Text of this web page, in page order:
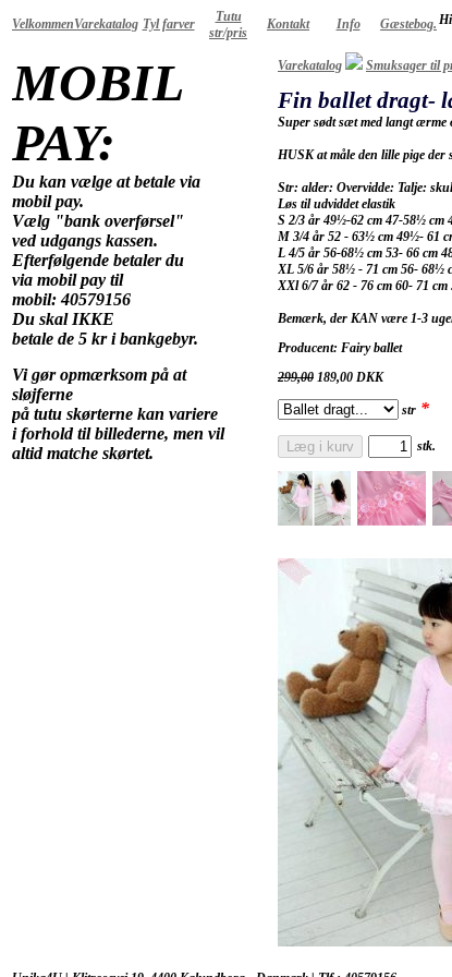
VelkommenVarekatalog Tyl farver
Tutu
str/pris
Kontakt Info Gæstebog.
MOBIL
PAY:
Du kan vælge at betale via
mobil pay.
Vælg "bank overførsel"
ved udgangs kassen.
Efterfølgende betaler du
via mobil pay til
mobil: 40579156
Du skal IKKE
betale de 5 kr i bankgebyr.
Vi gør opmærksom på at
sløjferne
på tutu skørterne kan variere
i forhold til billederne, men vil
altid matche skørtet.
Varekatalog Smuksager til
Fin ballet dragt-
Super sødt sæt med langt ærme
HUSK at måle den lille pige
Str: alder: Overvidde: Talje:
Løs til udviddet elastik
S 2/3 år 49½-62 cm 47-58½ cm
M 3/4 år 52 - 63½ cm 49½- 61
L 4/5 år 56-68½ cm 53- 66 cm
XL 5/6 år 58½ - 71 cm 56- 68½
XXl 6/7 år 62 - 76 cm 60- 71 cm
Bemærk, der KAN være 1-3
Producent: Fairy ballet
299,00 189,00 DKK
str *
Læg i kurv stk.